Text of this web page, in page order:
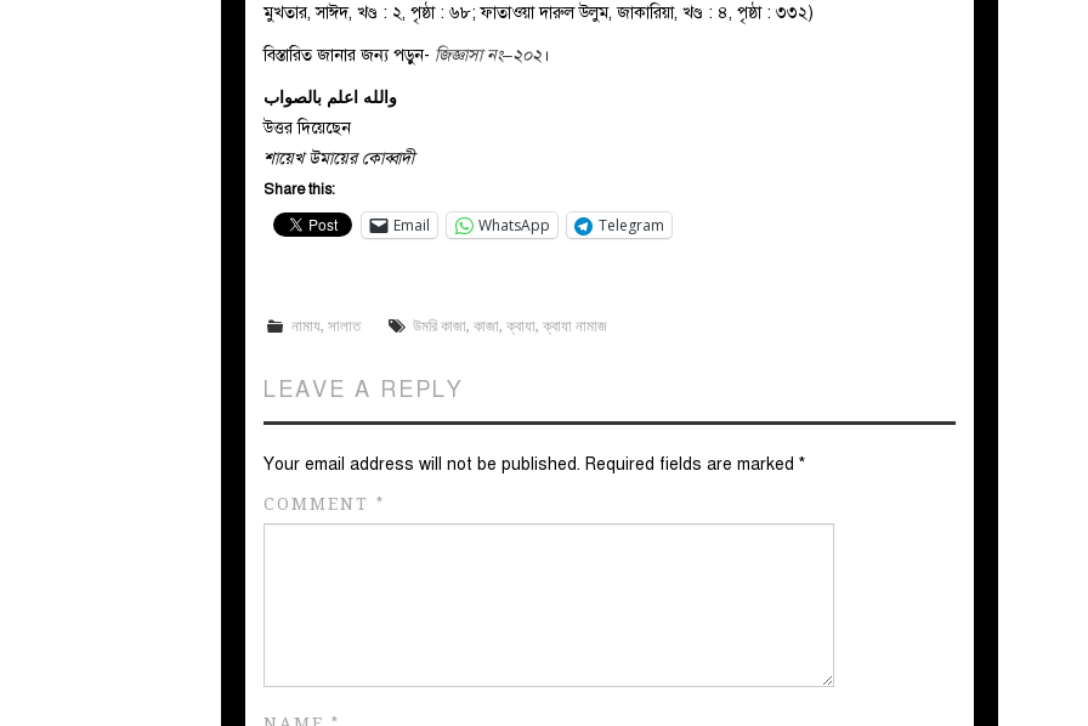
মুখতার, সাঈদ, খণ্ড : ২, পৃষ্ঠা : ৬৮; ফাতাওয়া দারুল উলুম, জাকারিয়া, খণ্ড : ৪, পৃষ্ঠা : ৩৩২)
বিস্তারিত জানার জন্য পড়ুন- জিজ্ঞাসা নং–২০২ ।
والله اعلم بالصواب
উত্তর দিয়েছেন
শায়েখ উমায়ের কোব্বাদী
Share this:
Email WhatsApp Telegram
নামায,সালাত উমরি কাজা,কাজা,ক্বাযা,ক্বাযা নামাজ
LEAVE A REPLY
Your email address will not be published. Required fields are marked *
COMMENT *